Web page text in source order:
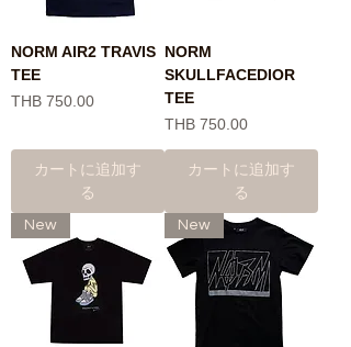
NORM AIR2 TRAVIS
TEE
価格
THB 750.00
カートに追加す
る
NORM
SKULLFACEDIOR
TEE
価格
THB 750.00
カートに追加す
る
New New